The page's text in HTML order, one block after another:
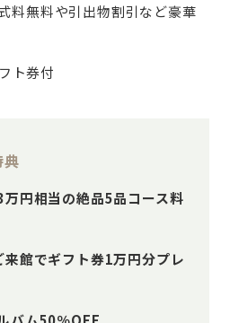
無料や引出物割引など豪華
ト券付
典
万円相当の絶品5品コース料
来館でギフト券1万円分プレ